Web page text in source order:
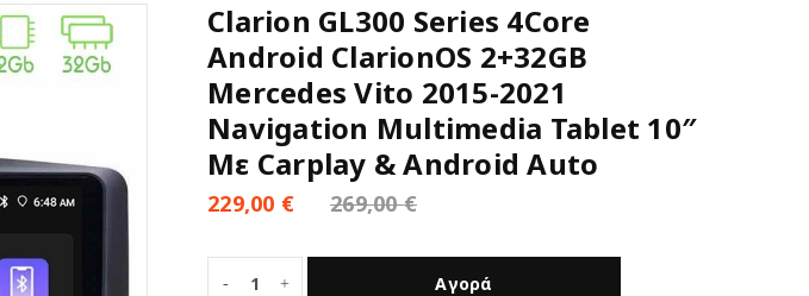
Clarion GL300 Series 4Core
Android ClarionOS 2+32GB
Mercedes Vito 2015-2021
Navigation Multimedia Tablet 10″
Με Carplay & Android Auto
269,00€
229,00 €
Αγορά